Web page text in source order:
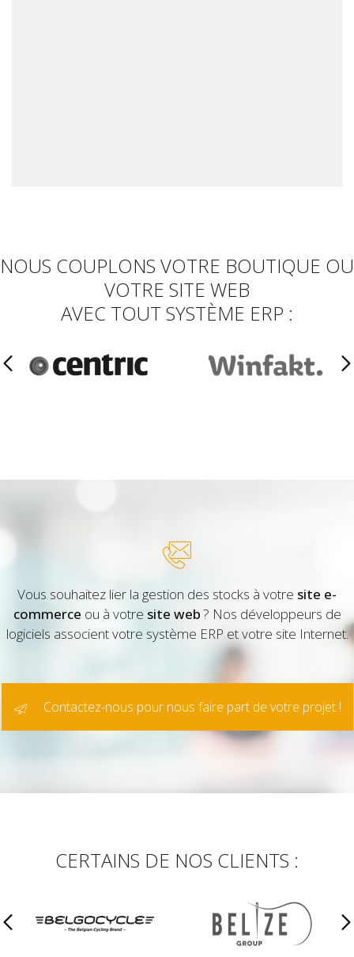
NOUS COUPLONS VOTRE BOUTIQUE OU
VOTRE SITE WEB
AVEC TOUT SYSTÈME ERP :
Vous souhaitez lier la gestion des stocks à votre site e-
commerce ou à votre site web? Nos développeurs de
logiciels associent votre système ERP et votre site Internet.
Contactez-nous pour nous faire part de votre projet !
CERTAINS DE NOS CLIENTS :